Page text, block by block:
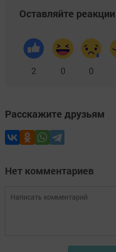
Оставляйте реакции
2 0 0
Расскажите друзьям
Нет комментариев